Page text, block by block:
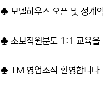
♣ 모델하우스 오픈 및 정계
♣ 초보직원분도 1:1 교육을
♣ TM 영업조직 환영합니다